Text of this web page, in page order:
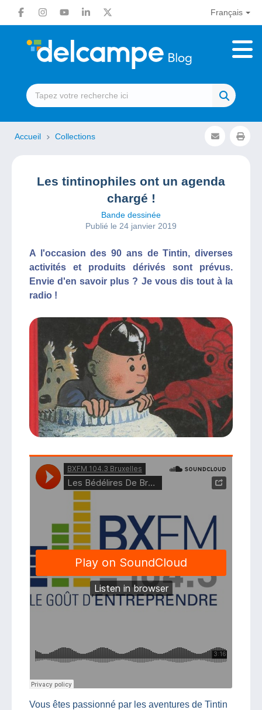
Français
Accueil Collections
Les tintinophiles ont un agenda
chargé !
Bande dessinée
Publié le 24 janvier 2019
A l'occasion des 90 ans de Tintin, diverses
activités et produits dérivés sont prévus.
Envie d'en savoir plus ? Je vous dis tout à la
radio !
Vous êtes passionné par les aventures de Tintin